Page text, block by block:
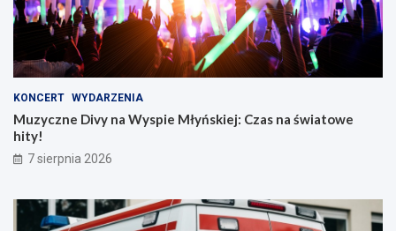
KONCERT WYDARZENIA
Muzyczne Divy na Wyspie Młyńskiej: Czas na światowe
hity!
7 sierpnia 2026